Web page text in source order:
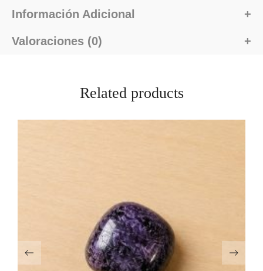
Información Adicional
Valoraciones (0)
Related products